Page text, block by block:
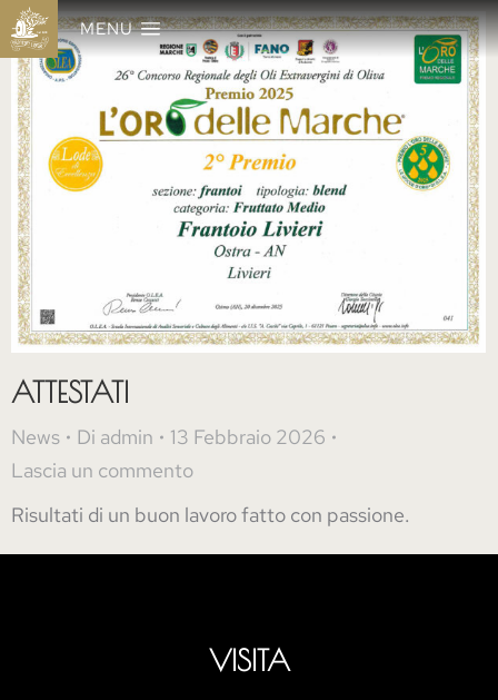
MENU
ATTESTATI
News Di admin
13 Febbraio 2026
Lascia un commento
Risultati di un buon lavoro fatto con passione.
VISITA